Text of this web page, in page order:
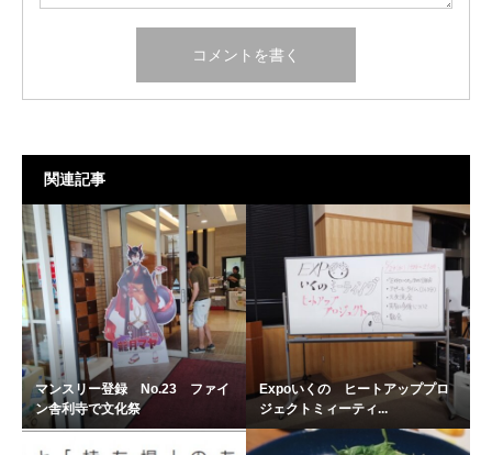
関連記事
マンスリー登録 No.23 ファイ
ン舎利寺で文化祭
Expoいくの ヒートアッププロ
ジェクトミィーティ...